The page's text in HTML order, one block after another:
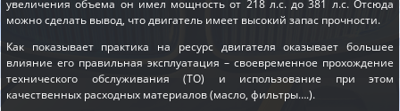
увеличения объема он имел мощность от 218 л.с. до 381 л.с. Отсюда
можно сделать вывод, что двигатель имеет высокий запас прочности.
Как показывает практика на ресурс двигателя оказывает большее
влияние его правильная эксплуатация – своевременное прохождение
технического обслуживания (ТО) и использование при этом
качественных расходных материалов (масло, фильтры….).